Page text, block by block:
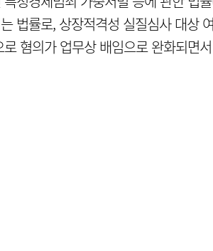
법률로, 상장적격성 실질심사 대상
혐의가 업무상 배임으로 완화되면